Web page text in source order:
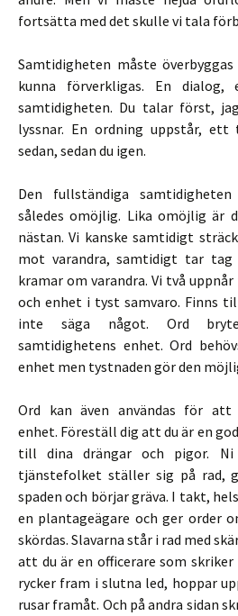
fortsätta med det skulle vi tala
Samtidigheten måste
kunna förverkligas. En
samtidigheten. Du talar först,
lyssnar. En ordning uppstår,
sedan, sedan du igen.
Den fullständiga
således omöjlig. Lika omöjlig är
nästan. Vi kanske samtidigt
mot varandra, samtidigt tar
kramar om varandra. Vi två
och enhet i tyst samvaro. Finns
inte säga något. Ord
samtidighetens enhet. Ord
enhet men tystnaden gör den
Ord kan även användas för att
enhet. Föreställ dig att du är en
till dina drängar och pigor.
tjänstefolket ställer sig på rad,
spaden och börjar gräva. I takt,
en plantageägare och ger order
skördas. Slavarna står i rad med
att du är en officerare som skriker
rycker fram i slutna led, hoppar
rusar framåt. Och på andra sidan